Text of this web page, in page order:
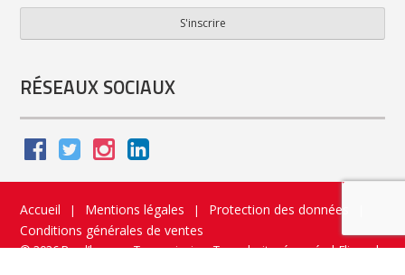
S'inscrire
Name *
RÉSEAUX SOCIAUX
Accueil | Mentions légales | Protection des données
Conditions générales de ventes
© 2026 Prud’homme Transmission. Tous droits réservés|Flippad